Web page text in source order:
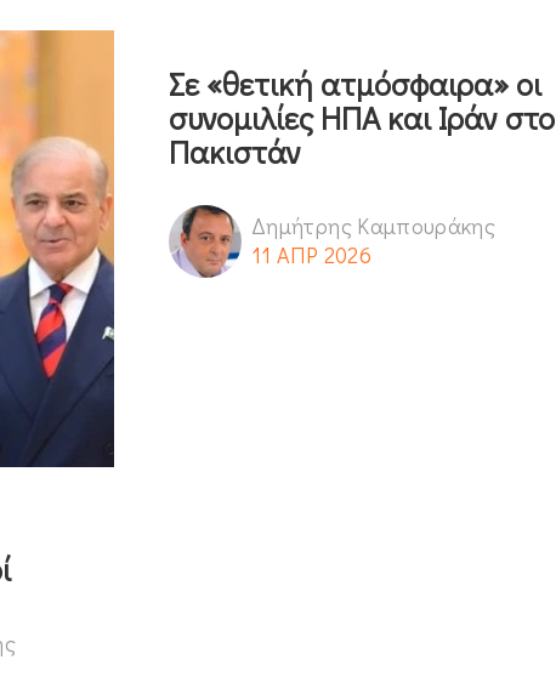
Σε «θετική ατμόσφαιρα» οι
συνομιλίες ΗΠΑ και Ιράν στο
Πακιστάν
Δημήτρης Καμπουράκης
11 ΑΠΡ 2026